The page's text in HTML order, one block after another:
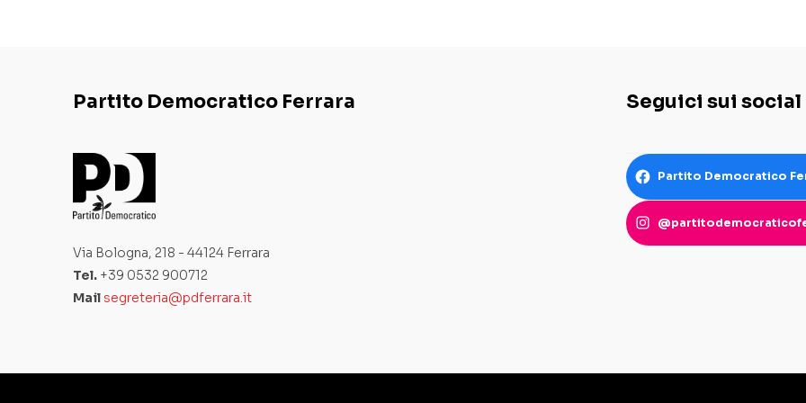
Partito Democratico Ferrara
Via Bologna, 218 - 44124 Ferrara
Tel.+39 0532 900712
Mail segreteria@pdferrara.it
Seguici sui social
Partito Democratico